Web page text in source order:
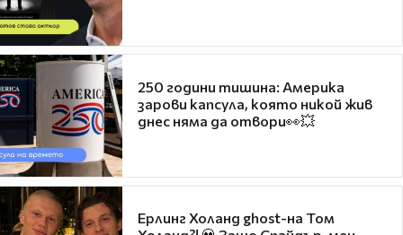
250 години тишина: Америка
зарови капсула, която никой жив
днес няма да отвори👀💥
Ерлинг Холанд ghost-на Том